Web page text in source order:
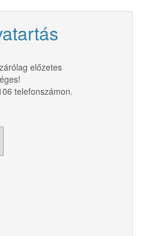
előzetes
telefonszámon.